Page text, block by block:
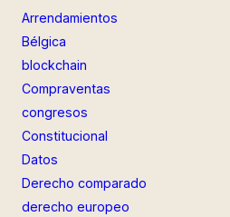
Arrendamientos
Bélgica
blockchain
Compraventas
congresos
Constitucional
Datos
Derecho comparado
derecho europeo